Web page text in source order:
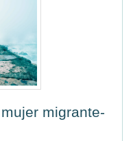
migrante-